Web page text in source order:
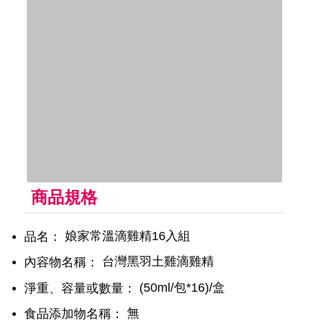
商品規格
品名：
娘家常溫滴雞精16入組
內容物名稱：
台灣黑羽土雞滴雞精
淨重、容量或數量：
(50ml/包*16)/盒
食品添加物名稱：
無